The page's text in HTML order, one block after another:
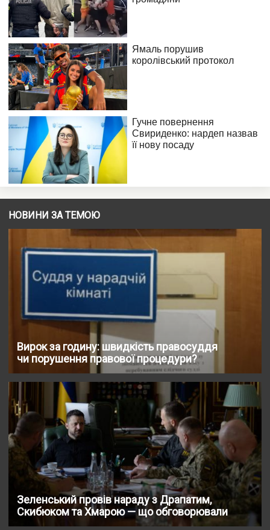
НОВИНИ ЗА ТЕМОЮ
Вирок за годину: швидкість правосуддя
чи порушення правової процедури?
Зеленський провів нараду з Драпатим,
Скибюком та Хмарою — що обговорювали